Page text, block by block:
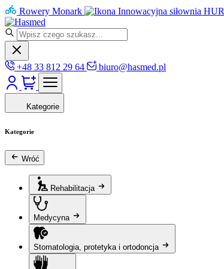
Rowery Monark Innowacyjna siłownia HUR
+48 33 812 29 64 biuro@hasmed.pl
Kategorie
Kategorie
Wróć
Rehabilitacja
Medycyna
Stomatologia, protetyka i ortodoncja